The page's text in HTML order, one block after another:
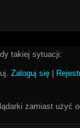
takiej sytuacji:
Zaloguj się
zamiast użyć